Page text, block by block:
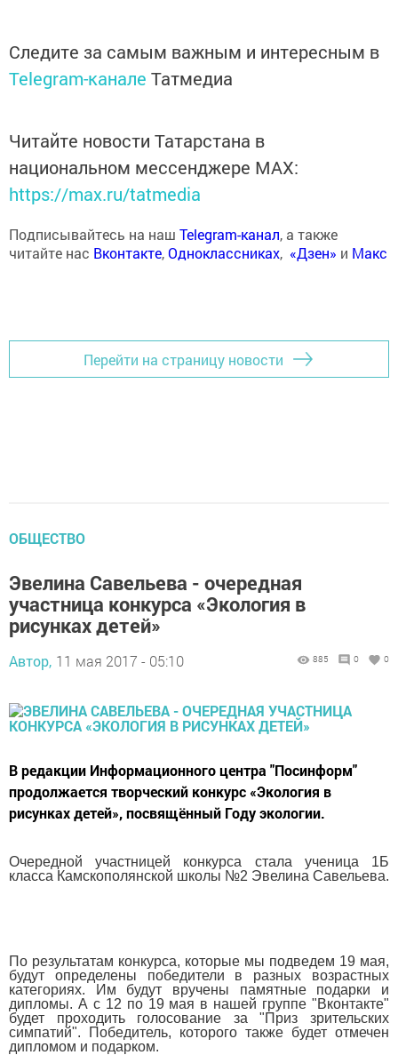
Следите за самым важным и интересным в
Telegram-канале Татмедиа
Читайте новости Татарстана в
национальном мессенджере MАХ:
https://max.ru/tatmedia
Подписывайтесь на наш Telegram-канал, а также
читайте нас Вконтакте,Одноклассниках, «Дзен» и Макс
Перейти на страницу новости
ОБЩЕСТВО
Эвелина Савельева - очередная
участница конкурса «Экология в
рисунках детей»
Автор, 11 мая 2017 - 05:10 885 0 0
В редакции Информационного центра "Посинформ"
продолжается творческий конкурс «Экология в
рисунках детей», посвящённый Году экологии.
Очередной участницей конкурса стала ученица 1Б
класса Камскополянской школы №2 Эвелина Савельева.
По результатам конкурса, которые мы подведем 19 мая,
будут определены победители в разных возраcтных
категориях. Им будут вручены памятные подарки и
дипломы. А с 12 по 19 мая в нашей группе "Вконтакте"
будет проходить голосование за "Приз зрительских
симпатий". Победитель, которого также будет отмечен
дипломом и подарком.